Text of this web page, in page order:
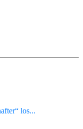
los...